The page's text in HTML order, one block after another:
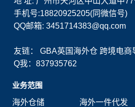
手机号:18820925205(同微信号)
QQ邮箱: 3451714383@qq.com
友链：GBA英国海外仓 跨境电商
Q我：837935762
业务范围
海外仓储
海外一件代发